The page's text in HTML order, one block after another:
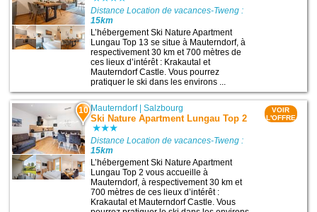
Distance Location de vacances-Tweng :
15km
L’hébergement Ski Nature Apartment
Lungau Top 13 se situe à Mauterndorf, à
respectivement 30 km et 700 mètres de
ces lieux d’intérêt : Krakautal et
Mauterndorf Castle. Vous pourrez
pratiquer le ski dans les environs ...
10 Mauterndorf|Salzbourg
Ski Nature Apartment Lungau Top 2
Distance Location de vacances-Tweng :
15km
L’hébergement Ski Nature Apartment
Lungau Top 2 vous accueille à
Mauterndorf, à respectivement 30 km et
700 mètres de ces lieux d’intérêt :
Krakautal et Mauterndorf Castle. Vous
VOIR
L'OFFRE